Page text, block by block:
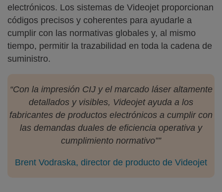
electrónicos. Los sistemas de Videojet proporcionan
códigos precisos y coherentes para ayudarle a
cumplir con las normativas globales y, al mismo
tiempo, permitir la trazabilidad en toda la cadena de
suministro.
“Con la impresión CIJ y el marcado láser altamente
detallados y visibles, Videojet ayuda a los
fabricantes de productos electrónicos a cumplir con
las demandas duales de eficiencia operativa y
cumplimiento normativo””
Brent Vodraska, director de producto de Videojet